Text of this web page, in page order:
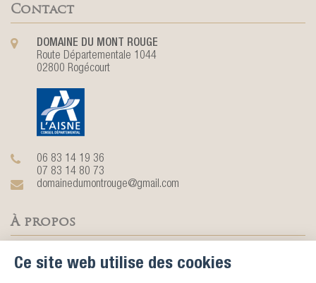
Contact
DOMAINE DU MONT ROUGE
Route Départementale 1044
02800 Rogécourt
06 83 14 19 36
07 83 14 80 73
domainedumontrouge@gmail.com
À propos
Avec son château du XIXème entouré d’un parc clôturé de huit
hectares, ses salles de réception et ses chambres d'hôtes, le Domaine
Ce site web utilise des cookies